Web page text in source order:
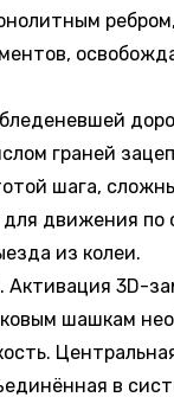
граней
шага,
движения по
из колеи.
Активация 3D-
шашкам
в